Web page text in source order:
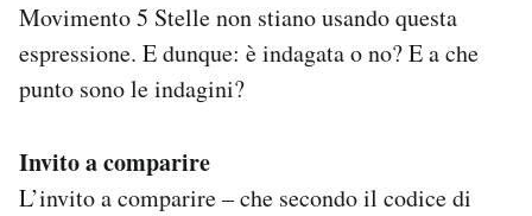
Area Personale
Newsletter
Notifiche mobile
Esci
Movimento 5 Stelle non stiano usando questa
espressione. E dunque: è indagata o no? E a che
punto sono le indagini?
Invito a comparire
L’invito a comparire – che secondo il codice di